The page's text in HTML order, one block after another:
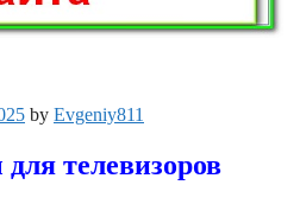
by Evgeniy811
телевизоров